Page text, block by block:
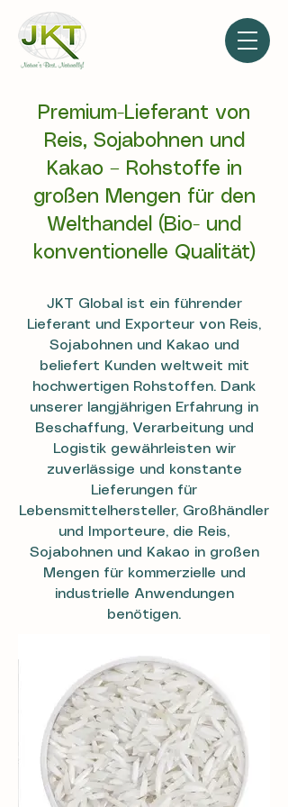
Premium-Lieferant von
Reis, Sojabohnen und
Kakao – Rohstoffe in
großen Mengen für den
Welthandel (Bio- und
konventionelle Qualität)
JKT Global ist ein führender
Lieferant und Exporteur von Reis,
Sojabohnen und Kakao und
beliefert Kunden weltweit mit
hochwertigen Rohstoffen. Dank
unserer langjährigen Erfahrung in
Beschaffung, Verarbeitung und
Logistik gewährleisten wir
zuverlässige und konstante
Lieferungen für
Lebensmittelhersteller, Großhändler
und Importeure, die Reis,
Sojabohnen und Kakao in großen
Mengen für kommerzielle und
industrielle Anwendungen
benötigen.